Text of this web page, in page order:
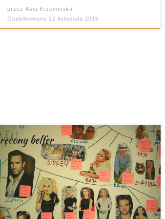
przezAsia Krzemińska
Opublikowano 22 listopada 2015
Mitologia grecka albo kogoś pochłania
bez reszty, albo nie pochłania wcale. Nie
oszukujmy się, dzieciaki już na
pierwszych zajęciach dzielą się na dwie
ścisłe grupy i rzadko zdarza się, że
któreś z nich zmienia zdanie. A wiadomo